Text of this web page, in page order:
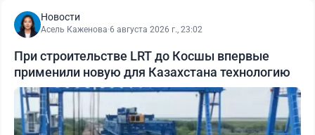
Новости
Асель Каженова·6 августа 2026 г., 23:02
При строительстве LRT до Косшы впервые
применили новую для Казахстана технологию